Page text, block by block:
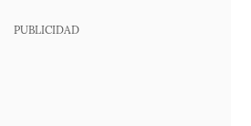
PUBLICIDAD